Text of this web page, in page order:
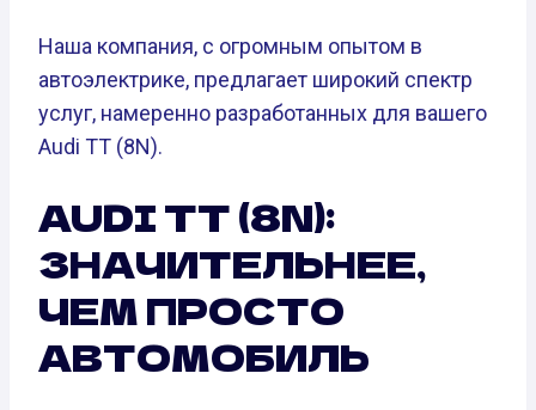
Наша компания, с огромным опытом в
автоэлектрике, предлагает широкий спектр
услуг, намеренно разработанных для вашего
Audi TT (8N).
AUDI TT (8N):
ЗНАЧИТЕЛЬНЕЕ,
ЧЕМ ПРОСТО
АВТОМОБИЛЬ